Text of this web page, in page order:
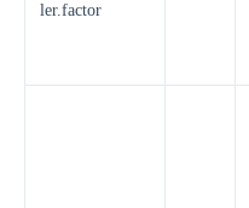
ler.factor